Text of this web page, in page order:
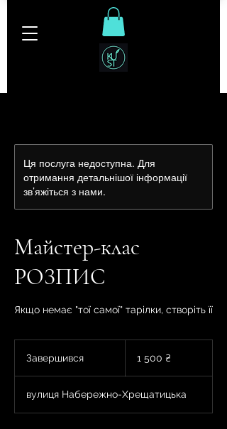
Ця послуга недоступна. Для
отримання детальнішої інформації
зв’яжіться з нами.
Майстер-клас
РОЗПИС
Якщо немає "тої самої" тарілки, створіть її
Завершився
е
р
гривень
1 500 ₴
вулиця Набережно-Хрещатицька